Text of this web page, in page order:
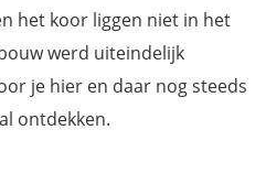
het koor liggen niet in het
werd uiteindelijk
je hier en daar nog steeds
ontdekken.